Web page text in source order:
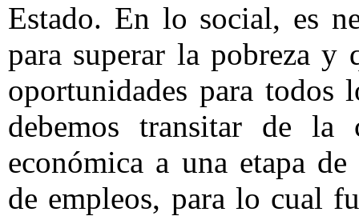
Estado. En lo social, es
para superar la pobreza y
oportunidades para todos
debemos transitar de la
económica a una etapa
de empleos, para lo cual